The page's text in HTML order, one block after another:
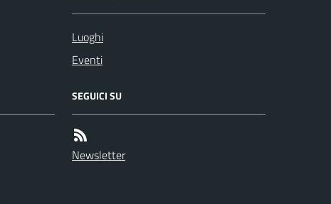
Luoghi
Eventi
SEGUICI SU
Newsletter